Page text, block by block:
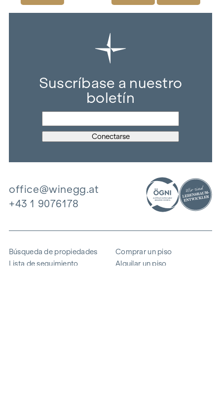
Suscríbase a nuestro
boletín
office@winegg.at
+43 1 9076178
Búsqueda de propiedades
Lista de seguimiento
Comprar un piso
Alquilar un piso